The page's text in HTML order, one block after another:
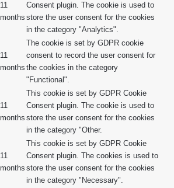
11
months
Consent plugin. The cookie is used to
store the user consent for the cookies
in the category "Analytics".
11
months
The cookie is set by GDPR cookie
consent to record the user consent for
the cookies in the category
"Functional".
11
months
This cookie is set by GDPR Cookie
Consent plugin. The cookie is used to
store the user consent for the cookies
in the category "Other.
11
months
This cookie is set by GDPR Cookie
Consent plugin. The cookies is used to
store the user consent for the cookies
in the category "Necessary".